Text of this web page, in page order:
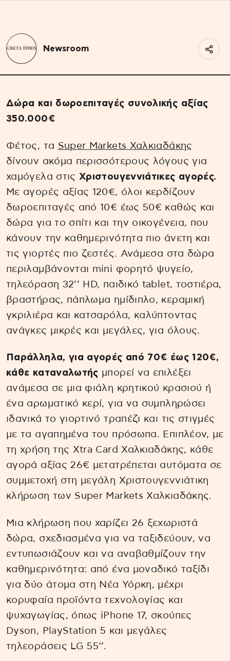
Newsroom
Δώρα και δωροεπιταγές συνολικής αξίας
350.000€
Φέτος, τα Super Markets Χαλκιαδάκης
δίνουν ακόμα περισσότερους λόγους για
χαμόγελα στις Χριστουγεννιάτικες αγορές.
Με αγορές αξίας 120€, όλοι κερδίζουν
δωροεπιταγές από 10€ έως 50€ καθώς και
δώρα για το σπίτι και την οικογένεια, που
κάνουν την καθημερινότητα πιο άνετη και
τις γιορτές πιο ζεστές. Ανάμεσα στα δώρα
περιλαμβάνονται mini φορητό ψυγείο,
τηλεόραση 32’’ HD, παιδικό tablet, τοστιέρα,
βραστήρας, πάπλωμα ημίδιπλο, κεραμική
γκριλιέρα και κατσαρόλα, καλύπτοντας
ανάγκες μικρές και μεγάλες, για όλους.
Παράλληλα, για αγορές από 70€ έως 120€,
κάθε καταναλωτής μπορεί να επιλέξει
ανάμεσα σε μια φιάλη κρητικού κρασιού ή
ένα αρωματικό κερί, για να συμπληρώσει
ιδανικά το γιορτινό τραπέζι και τις στιγμές
με τα αγαπημένα του πρόσωπα. Επιπλέον, με
τη χρήση της Xtra Card Χαλκιαδάκης, κάθε
αγορά αξίας 26€ μετατρέπεται αυτόματα σε
συμμετοχή στη μεγάλη Χριστουγεννιάτικη
κλήρωση των Super Markets Χαλκιαδάκης.
Μια κλήρωση που χαρίζει 26 ξεχωριστά
δώρα, σχεδιασμένα για να ταξιδεύουν, να
εντυπωσιάζουν και να αναβαθμίζουν την
καθημερινότητα: από ένα μοναδικό ταξίδι
για δύο άτομα στη Νέα Υόρκη, μέχρι
κορυφαία προϊόντα τεχνολογίας και
ψυχαγωγίας, όπως iPhone 17, σκούπες
Dyson, PlayStation 5 και μεγάλες
τηλεοράσεις LG 55’’.